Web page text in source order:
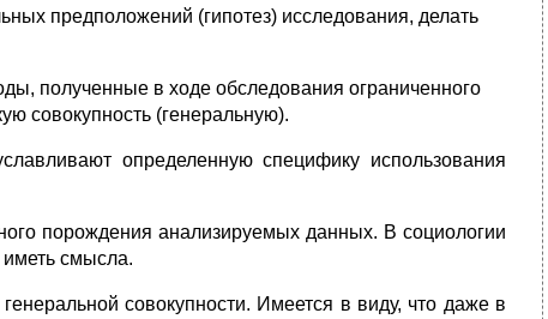
предположений (гипотез) исследования, делать
полученные в ходе обследования ограниченного
совокупность (генеральную).
определенную специфику использования
порождения анализируемых данных. В социологии
смысла.
совокупности. Имеется в виду, что даже в